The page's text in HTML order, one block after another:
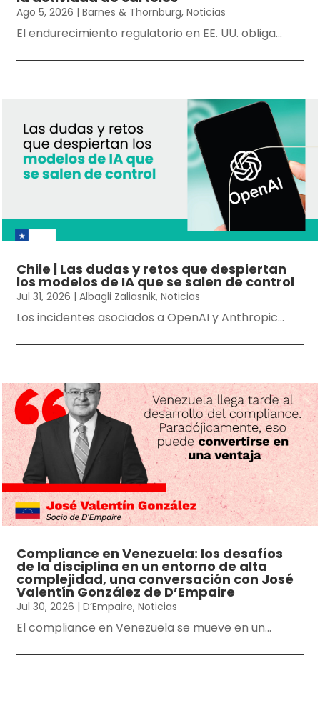
Chile | Las dudas y retos que despiertan
los modelos de IA que se salen de control
Los incidentes asociados a OpenAI y Anthropic...
Compliance en Venezuela: los desafíos
de la disciplina en un entorno de alta
complejidad, una conversación con José
Valentín González de D’Empaire
Jul 30, 2026|D’Empaire, Noticias